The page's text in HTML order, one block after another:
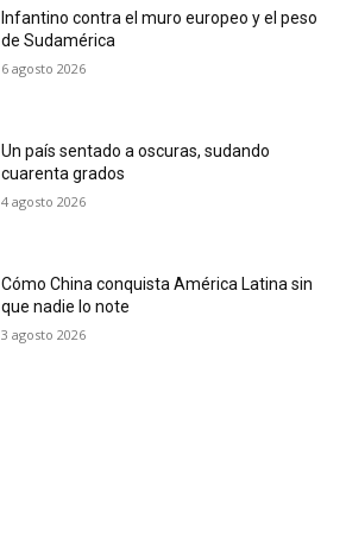
Infantino contra el muro europeo y el peso
de Sudamérica
6 agosto 2026
Un país sentado a oscuras, sudando
cuarenta grados
4 agosto 2026
Cómo China conquista América Latina sin
que nadie lo note
3 agosto 2026